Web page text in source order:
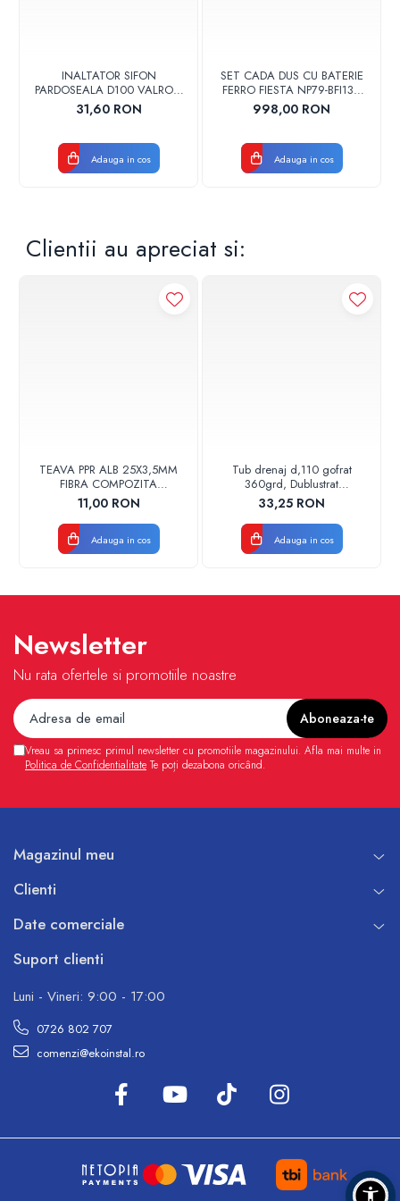
INALTATOR SIFON
PARDOSEALA D100 VALROM
17001900004
31,60 RON
Adauga in cos
SET CADA DUS CU BATERIE
FERRO FIESTA NP79-BFI13U
CROM
998,00 RON
Adauga in cos
Clientii au apreciat si:
TEAVA PPR ALB 25X3,5MM
FIBRA COMPOZITA
10033025004
VALDUOTHERM VALROM
11,00 RON
Adauga in cos
Tub drenaj d,110 gofrat
360grd, Dublustrat
verde/negru 110152 Drainkit
33,25 RON
Adauga in cos
Newsletter
Nu rata ofertele si promotiile noastre
Vreau sa primesc primul newsletter cu promotiile magazinului. Afla mai multe in
Politica de Confidentialitate Te poți dezabona oricând.
Magazinul meu
Clienti
Date comerciale
Suport clienti
Luni - Vineri: 9:00 - 17:00
0726 802 707
comenzi@ekoinstal.ro